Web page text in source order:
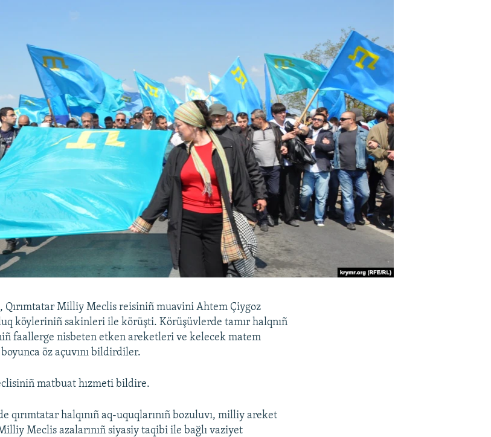
Qırımtatar Milliy Meclis reisiniñ muavini Ahtem Çiygoz
köyleriniñ sakinleri ile körüşti. Körüşüvlerde tamır halqnıñ
faallerge nisbeten etken areketleri ve kelecek matem
öz açuvını bildirdiler.
matbuat hızmeti bildire.
qırımtatar halqınıñ aq-uquqlarınıñ bozuluvı, milliy areket
Meclis azalarınıñ siyasiy taqibi ile bağlı vaziyet